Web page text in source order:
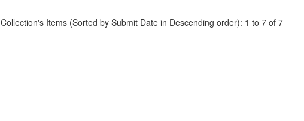
Collection's Items (Sorted by Submit Date in Descending order): 1 to 7 of 7